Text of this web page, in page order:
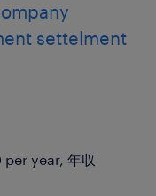
settelment
year, 年収